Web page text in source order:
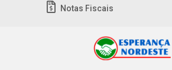
Notas Fiscais